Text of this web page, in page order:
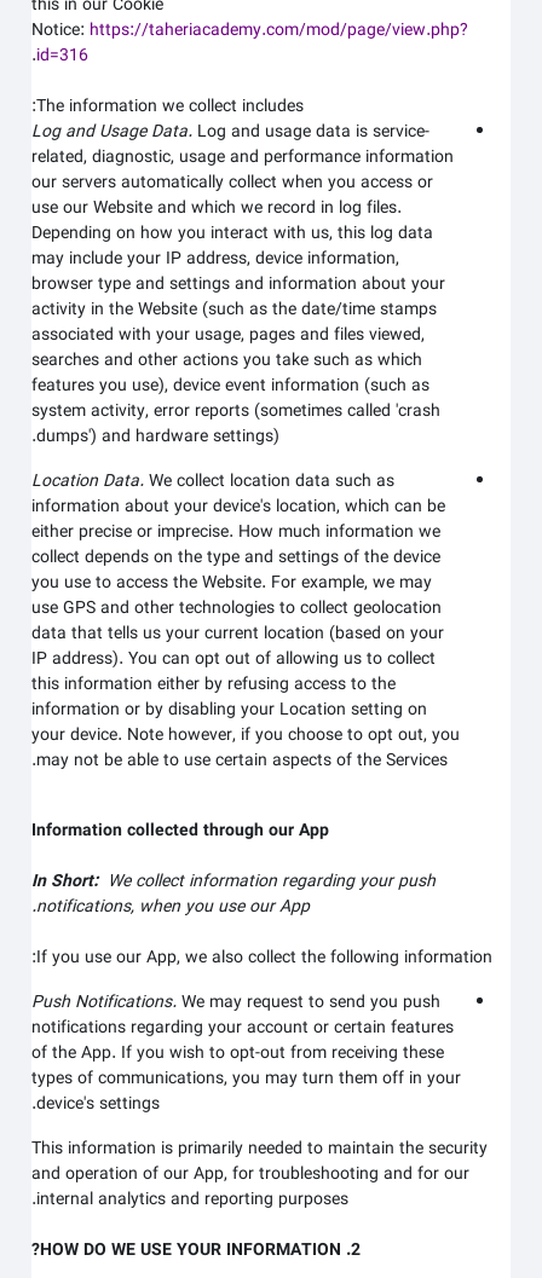
Notice:https://taheriacademy.com/mod/page/view.php?
id=316
.
The information we collect includes:
Log and Usage Data.Log and usage data is service-
related, diagnostic, usage and performance information
our servers automatically collect when you access or
use ourWebsiteand which we record in log files.
Depending on how you interact with us, this log data
may include your IP address, device information,
browser type and settings and information about your
activity in theWebsite(such as the date/time stamps
associated with your usage, pages and files viewed,
searches and other actions you take such as which
features you use), device event information (such as
system activity, error reports (sometimes called 'crash
dumps') and hardware settings).
Location Data.We collect location data such as
information about your device's location, which can be
either precise or imprecise. How much information we
collect depends on the type and settings of the device
you use to access theWebsite. For example, we may
use GPS and other technologies to collect geolocation
data that tells us your current location (based on your
IP address). You can opt out of allowing us to collect
this information either by refusing access to the
information or by disabling your Location setting on
your device. Note however, if you choose to opt out, you
may not be able to use certain aspects of the Services.
Information collected through our App
In Short:We collect information regarding yourpush
notifications,when you use our App.
If you use our App, we also collect the following information:
Push Notifications.We may request to send you push
notifications regarding your account or certain features
of the App. If you wish to opt-out from receiving these
types of communications, you may turn them off in your
device's settings.
This information is primarily needed to maintain the security
and operation of our App, for troubleshooting and for our
internal analytics and reporting purposes.